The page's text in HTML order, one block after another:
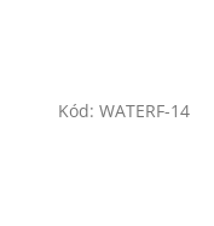
Kód: WATERF-14